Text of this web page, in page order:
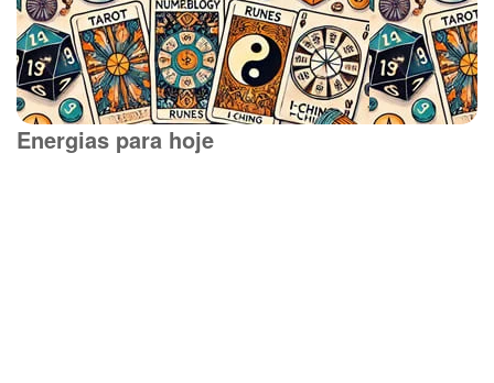
Energias para hoje